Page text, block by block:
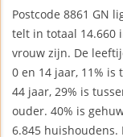
Postcode 8861 GN
telt in totaal 14.660
vrouw zijn. De
0 en 14 jaar, 11% is
44 jaar, 29% is
ouder. 40% is
6.845 huishoudens.